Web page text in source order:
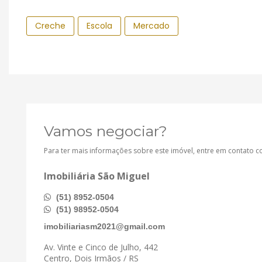
Creche Escola Mercado
Vamos negociar?
Para ter mais informações sobre este imóvel, entre em contato
Imobiliária São Miguel
(51) 8952-0504
(51) 98952-0504
imobiliariasm2021@gmail.com
Av. Vinte e Cinco de Julho, 442
Centro, Dois Irmãos / RS